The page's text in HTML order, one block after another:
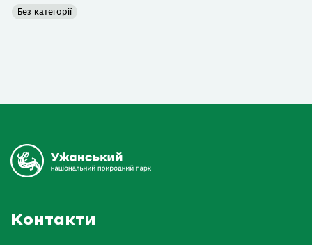
Без категорії
Контакти